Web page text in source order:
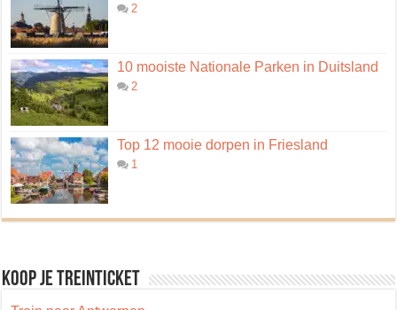
2
10 mooiste Nationale Parken in Duitsland
2
Top 12 mooie dorpen in Friesland
1
Koop je treinticket